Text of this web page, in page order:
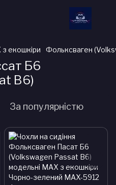
екошкіри Фольксваген
Б6
B6)
За популярністю